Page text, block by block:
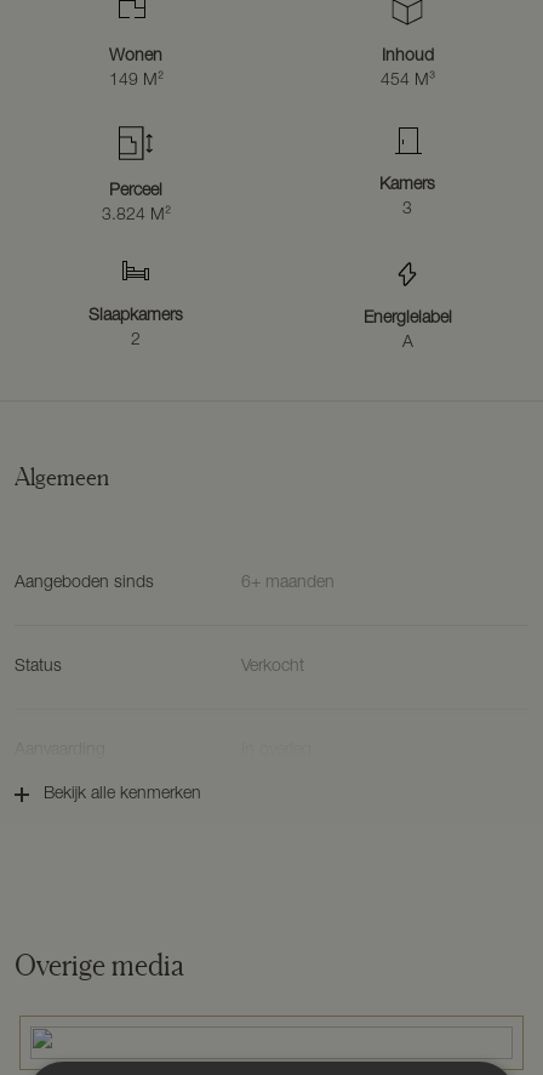
Wonen
149 M²
Inhoud
454 M³
Perceel
3.824 M²
Kamers
3
Slaapkamers
2
Energielabel
A
Algemeen
Aangeboden sinds 6+ maanden
Status Verkocht
Bekijk alle kenmerken
Overige media